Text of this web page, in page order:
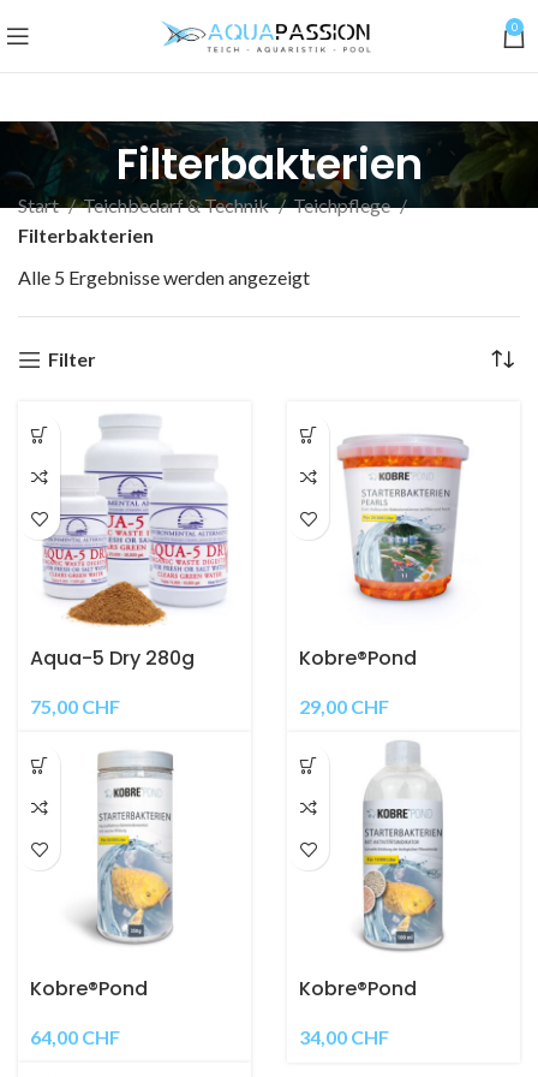
0
Filterbakterien
Start Teichbedarf & Technik
Teichpflege
Filterbakterien
Alle 5 Ergebnisse werden angezeigt
Filter
Aqua-5 Dry 280g
75,00 CHF
Kobre®Pond
Pearls 1 Liter reicht für
29,00 CHF
Kobre®Pond
g für 50’000 Liter
64,00 CHF
Kobre®Pond
ml mit
34,00 CHF